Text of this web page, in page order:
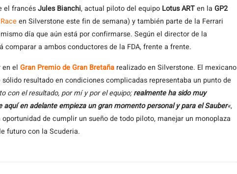
el francésJules Bianchi, actual piloto del equipo Lotus ARTen la GP2
en Silverstone este fin de semana) y también parte de la Ferrari
día que aún está por confirmarse. Según el director de la
comparar a ambos conductores de la FDA, frente a frente.
en el Gran Premio de Gran Bretaña realizado en Silverstone. El mexicano
resultado en condiciones complicadas representaba un punto de
con el resultado, por mí y por el equipo;realmente ha sido muy
en adelante empieza un gran momento personal y para el Sauber«,
de cumplir un sueño de todo piloto, manejar un monoplaza
futuro con la Scuderia.